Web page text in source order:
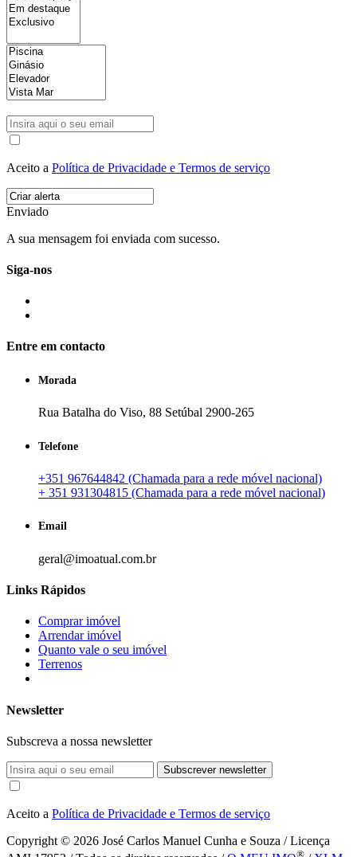
Aceito a Política de Privacidade e Termos de serviço
Enviado
A sua mensagem foi enviada com sucesso.
Siga-nos
Entre em contacto
Morada
Rua Batalha do Viso, 88 Setúbal 2900-265
Telefone
+351 967644842 (Chamada para a rede móvel nacional)
+ 351 931304815 (Chamada para a rede móvel nacional)
Email
geral@imoatual.com.br
Links Rápidos
Comprar imóvel
Arrendar imóvel
Quanto vale o seu imóvel
Terrenos
Newsletter
Subscreva a nossa newsletter
Subscrever newsletter
Aceito a Política de Privacidade e Termos de serviço
Copyright © 2026 José Carlos Manuel Cunha e Souza / Licença
®